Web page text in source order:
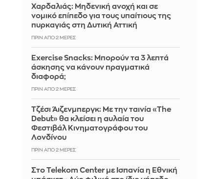
Χαρδαλιάς: Μηδενική ανοχή και σε
νομικό επίπεδο για τους υπαίτιους της
πυρκαγιάς στη Δυτική Αττική
ΠΡΙΝ ΑΠΌ 2 ΜΈΡΕΣ
Exercise Snacks: Μπορούν τα 3 λεπτά
άσκησης να κάνουν πραγματικά
διαφορά;
ΠΡΙΝ ΑΠΌ 2 ΜΈΡΕΣ
Τζέσι Άιζενμπεργκ: Με την ταινία «The
Debut» θα κλείσει η αυλαία του
Φεστιβάλ Κινηματογράφου του
Λονδίνου
ΠΡΙΝ ΑΠΌ 2 ΜΈΡΕΣ
Στο Telekom Center με Ισπανία η Εθνική